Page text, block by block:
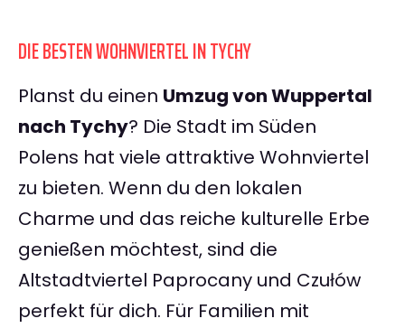
DIE BESTEN WOHNVIERTEL IN TYCHY
Planst du einen Umzug von Wuppertal
nach Tychy? Die Stadt im Süden
Polens hat viele attraktive Wohnviertel
zu bieten. Wenn du den lokalen
Charme und das reiche kulturelle Erbe
genießen möchtest, sind die
Altstadtviertel Paprocany und Czułów
perfekt für dich. Für Familien mit